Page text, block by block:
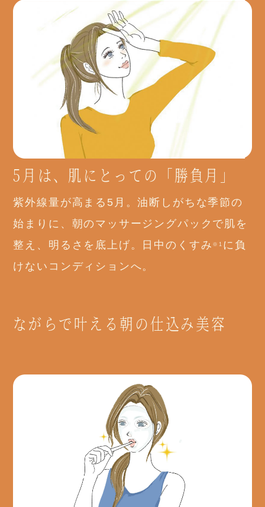
5月は、肌にとっての「勝負月」
紫外線量が高まる5月。油断しがちな季節の
始まりに、朝のマッサージングパックで肌を
整え、明るさを底上げ。日中のくすみ ※1 に負
けないコンディションへ。
ながらで叶える朝の仕込み美容